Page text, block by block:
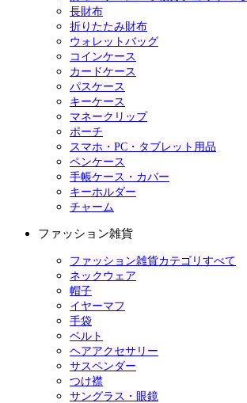
長財布
折りたたみ財布
ウォレットバッグ
コインケース
カードケース
パスケース
キーケース
マネークリップ
ポーチ
スマホ・PC・タブレット用品
ペンケース
手帳ケース・カバー
キーホルダー
チャーム
ファッション雑貨
ファッション雑貨カテゴリすべて
ネックウェア
帽子
イヤーマフ
手袋
ベルト
ヘアアクセサリー
サスペンダー
つけ襟
サングラス・眼鏡